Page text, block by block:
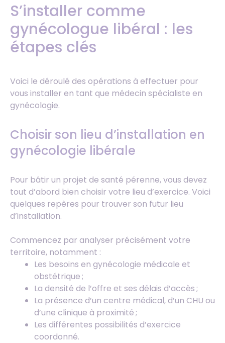
S’installer comme
gynécologue libéral : les
étapes clés
Voici le déroulé des opérations à effectuer pour
vous installer en tant que médecin spécialiste en
gynécologie.
Choisir son lieu d’installation en
gynécologie libérale
Pour bâtir un projet de santé pérenne, vous devez
tout d’abord bien choisir votre lieu d’exercice. Voici
quelques repères pour trouver son futur lieu
d’installation.
Commencez par analyser précisément votre
territoire, notamment :
Les besoins en gynécologie médicale et
obstétrique ;
La densité de l’offre et ses délais d’accès ;
La présence d’un centre médical, d’un CHU ou
d’une clinique à proximité ;
Les différentes possibilités d’exercice
coordonné.